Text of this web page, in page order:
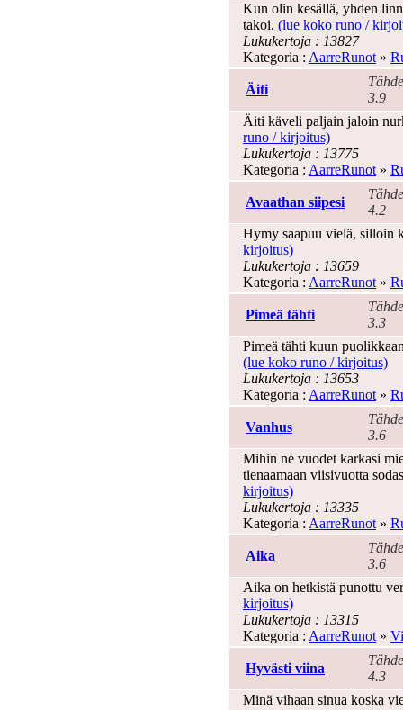
Kun olin kesällä, yhden
takoi. (lue koko runo /
Lukukertoja : 13827
Kategoria : AarreRunot »
Äiti
3.9
Äiti käveli paljain jaloin
runo / kirjoitus)
Lukukertoja : 13775
Kategoria : AarreRunot »
Avaathan siipesi
4.2
Hymy saapuu vielä, silloin
kirjoitus)
Lukukertoja : 13659
Kategoria : AarreRunot »
Pimeä tähti
3.3
Pimeä tähti kuun
(lue koko runo / kirjoitus)
Lukukertoja : 13653
Kategoria : AarreRunot »
Vanhus
3.6
Mihin ne vuodet karkasi
tienaamaan viisivuotta
kirjoitus)
Lukukertoja : 13335
Kategoria : AarreRunot »
Aika
3.6
Aika on hetkistä punottu
kirjoitus)
Lukukertoja : 13315
Kategoria : AarreRunot »
Hyvästi viina
4.3
Minä vihaan sinua koska